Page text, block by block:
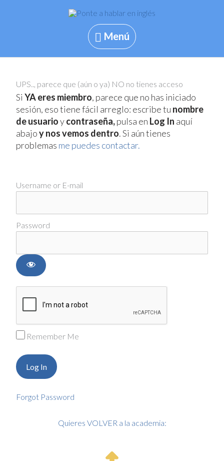
Menú
Menú
UPS.., parece que (aún o ya) NO no tienes acceso
Si YA eres miembro, parece que no has iniciado
sesión, eso tiene fácil arreglo: escribe tu nombre
de usuarioycontraseña,pulsa en Log In aquí
abajoy nos vemos dentro. Si aún tienes
problemas me puedes contactar.
Username or E-mail
Password
Remember Me
Forgot Password
Quieres VOLVER a la academia: